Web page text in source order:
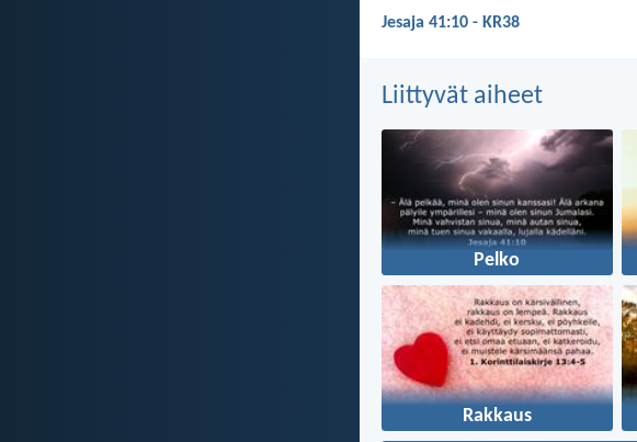
Jesaja 41:10 - KR38
Liittyvät aiheet
Pelko
Rakkaus